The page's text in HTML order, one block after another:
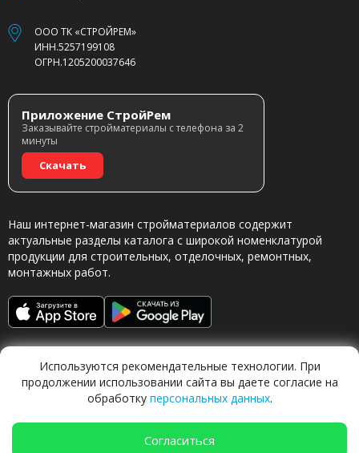
ООО ТК «СТРОЙРЕМ»
ИНН.5257199108
ОГРН.1205200037646
Приложение СтройРем
Заказывайте стройматериалы с телефона за 2
минуты
Скачать
Наш интернет-магазин стройматериалов содержит
актуальные разделы каталога с широкой номенклатурой
продукции для строительных, отделочных, ремонтных,
монтажных работ.
Обращаясь в наш магазин, вы даете согласие на
Используются рекомендательные технологии. При
продолжении использовании сайта вы даете согласие на
обработку персональных данных.
Согласиться